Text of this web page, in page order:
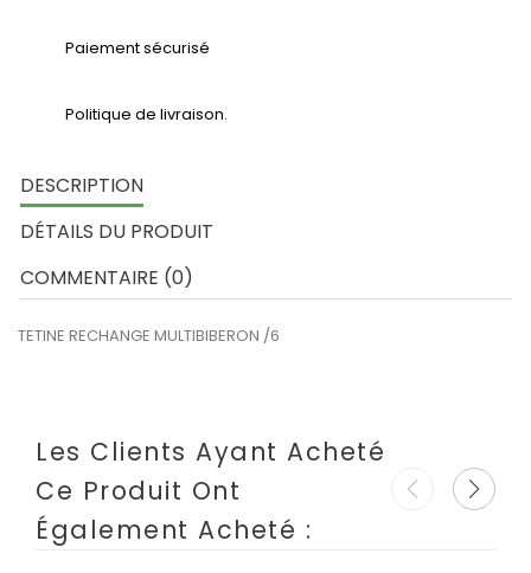
Paiement sécurisé
Politique de livraison.
DESCRIPTION
DÉTAILS DU PRODUIT
COMMENTAIRE (0)
TETINE RECHANGE MULTIBIBERON /6
Les Clients Ayant Acheté
Ce Produit Ont
Également Acheté :